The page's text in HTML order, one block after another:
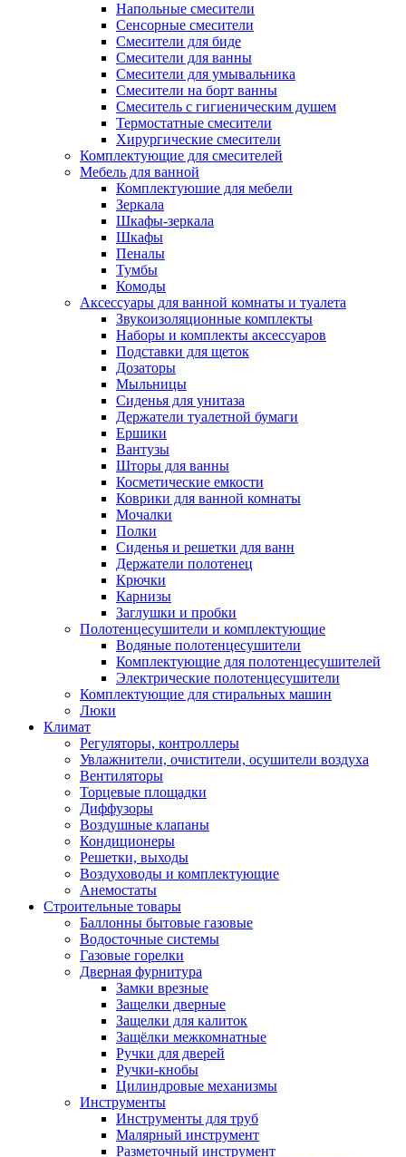
Напольные смесители
Сенсорные смесители
Смесители для биде
Смесители для ванны
Смесители для умывальника
Смесители на борт ванны
Смеситель с гигиеническим душем
Термостатные смесители
Хирургические смесители
Комплектующие для смесителей
Мебель для ванной
Комплектуюшие для мебели
Зеркала
Шкафы-зеркала
Шкафы
Пеналы
Тумбы
Комоды
Аксессуары для ванной комнаты и туалета
Звукоизоляционные комплекты
Наборы и комплекты аксессуаров
Подставки для щеток
Дозаторы
Мыльницы
Сиденья для унитаза
Держатели туалетной бумаги
Ершики
Вантузы
Шторы для ванны
Косметические емкости
Коврики для ванной комнаты
Мочалки
Полки
Сиденья и решетки для ванн
Держатели полотенец
Крючки
Карнизы
Заглушки и пробки
Полотенцесушители и комплектующие
Водяные полотенцесушители
Комплектующие для полотенцесушителей
Электрические полотенцесушители
Комплектующие для стиральных машин
Люки
Климат
Регуляторы, контроллеры
Увлажнители, очистители, осушители воздуха
Вентиляторы
Торцевые площадки
Диффузоры
Воздушные клапаны
Кондиционеры
Решетки, выходы
Воздуховоды и комплектующие
Анемостаты
Строительные товары
Баллонны бытовые газовые
Водосточные системы
Газовые горелки
Дверная фурнитура
Замки врезные
Защелки дверные
Защелки для калиток
Защёлки межкомнатные
Ручки для дверей
Ручки-кнобы
Цилиндровые механизмы
Инструменты
Инструменты для труб
Малярный инструмент
Разметочный инструмент